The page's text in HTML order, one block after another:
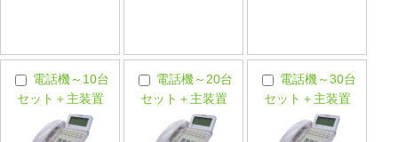
電話機～10台
セット＋主装置
電話機～20台
セット＋主装置
電話機～30台
セット＋主装置